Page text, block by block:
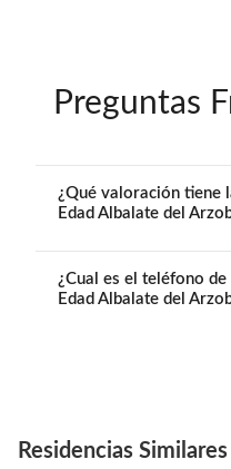
Preguntas
¿Qué valoración tiene
Edad Albalate del
¿Cual es el teléfono
Edad Albalate del
Residencias Similares